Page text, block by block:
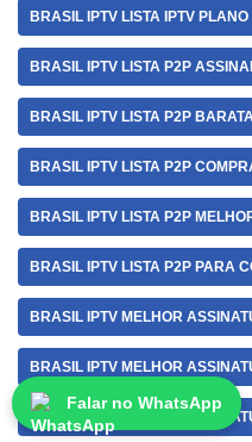
BRASIL IPTV LISTA IPTV
BRASIL IPTV LISTA P2P
BRASIL IPTV LISTA P2P
BRASIL IPTV LISTA P2P
BRASIL IPTV LISTA P2P
BRASIL IPTV LISTA P2P PARA
BRASIL IPTV MELHOR
BRASIL IPTV MELHOR
BRASIL IPTV MELHOR
Falar no WhatsApp